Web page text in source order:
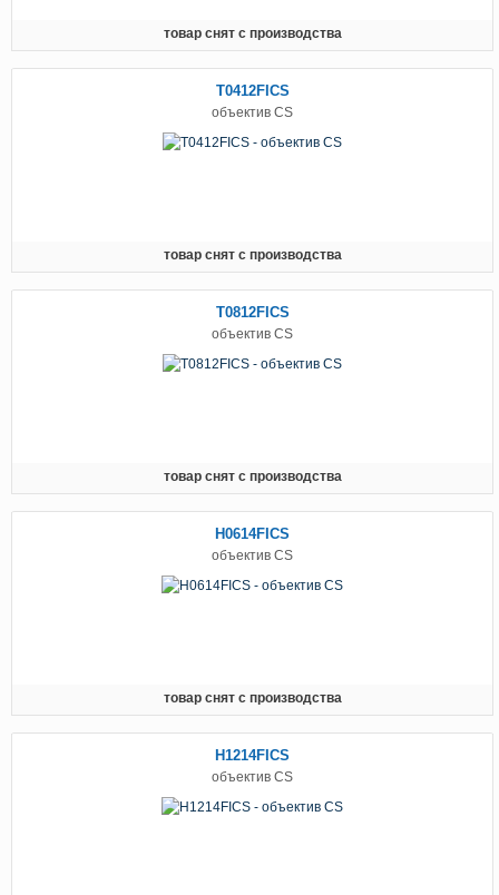
товар снят с производства
T0412FICS
объектив CS
товар снят с производства
T0812FICS
объектив CS
товар снят с производства
H0614FICS
объектив CS
товар снят с производства
H1214FICS
объектив CS